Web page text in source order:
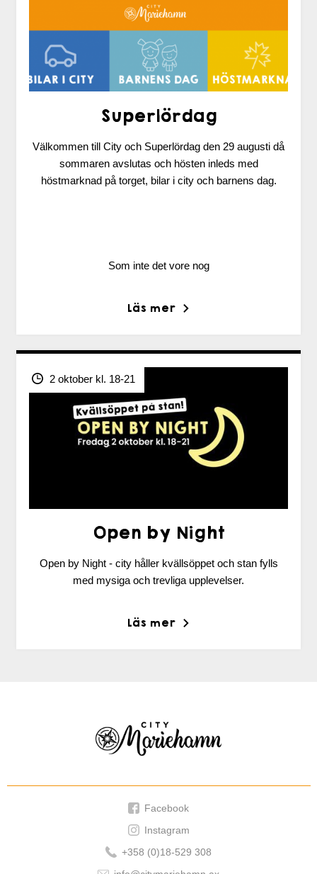
Superlördag
Välkommen till City och Superlördag den 29 augusti då
sommaren avslutas och hösten inleds med
höstmarknad på torget, bilar i city och barnens dag.
Som inte det vore nog
Läs mer
2 oktober kl. 18-21
Open by Night
Open by Night - city håller kvällsöppet och stan fylls
med mysiga och trevliga upplevelser.
Läs mer
Facebook
Instagram
+358 (0)18-529 308